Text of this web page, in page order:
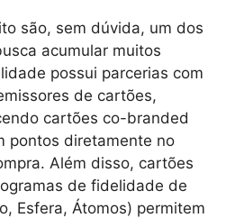
são, sem dúvida, um dos
acumular muitos
possui parcerias com
de cartões,
cartões co-branded
pontos diretamente no
Além disso, cartões
de fidelidade de
Esfera, Átomos) permitem